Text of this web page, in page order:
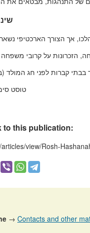
6.
טוסט
to this publication:
view/Rosh-
→ Contacts and other